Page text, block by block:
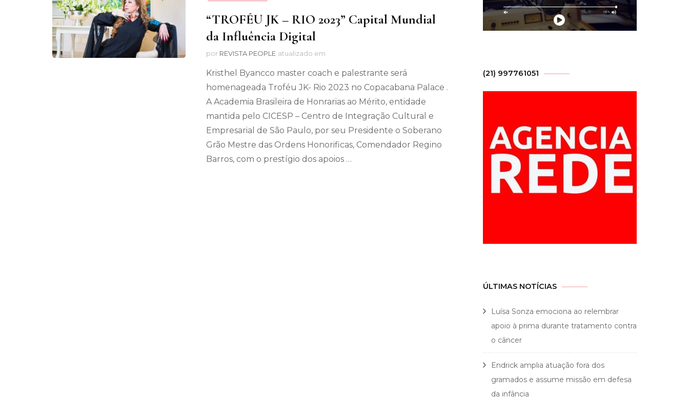
“TROFÉU JK – RIO 2023” Capital Mundial
da Influência Digital
por REVISTA PEOPLE atualizado em
Kristhel Byancco master coach e palestrante será
homenageada Troféu JK- Rio 2023 no Copacabana Palace .
A Academia Brasileira de Honrarias ao Mérito, entidade
mantida pelo CICESP – Centro de Integração Cultural e
Empresarial de São Paulo, por seu Presidente o Soberano
Grão Mestre das Ordens Honorificas, Comendador Regino
Barros, com o prestígio dos apoios …
(21) 997761051
ÚLTIMAS NOTÍCIAS
Luísa Sonza emociona ao relembrar
apoio à prima durante tratamento contra
o câncer
Endrick amplia atuação fora dos
gramados e assume missão em defesa
da infância